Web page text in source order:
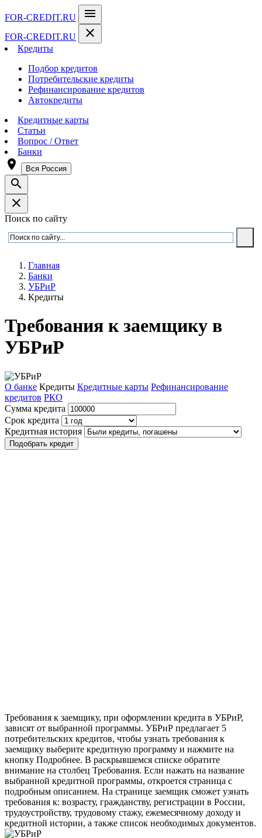
FOR-CREDIT.RU menu
FOR-CREDIT.RU close
Кредиты
Подбор кредитов
Потребительские кредиты
Рефинансирование кредитов
Автокредиты
Кредитные карты
Статьи
Вопрос / Ответ
Банки
room Вся Россия
search
close
Поиск по сайту
Главная
Банки
УБРиР
Кредиты
Требования к заемщику в
УБРиР
О банке Кредиты Кредитные карты Рефинансирование
кредитов РКО
Сумма кредита
Срок кредита
Кредитная история
Подобрать кредит
Требования к заемщику, при оформлении кредита в УБРиР,
зависят от выбранной программы. УБРиР предлагает 5
потребительских кредитов, чтобы узнать требования к
заемщику выберите кредитную программу и нажмите на
кнопку Подробнее. В раскрывшемся списке обратите
внимание на столбец Требования. Если нажать на название
выбранной кредитной программы, откроется страница с
подробным описанием. На странице заемщик сможет узнать
требования к: возрасту, гражданству, регистрации в России,
трудоустройству, трудовому стажу, ежемесячному доходу и
кредитной истории, а также список необходимых документов.